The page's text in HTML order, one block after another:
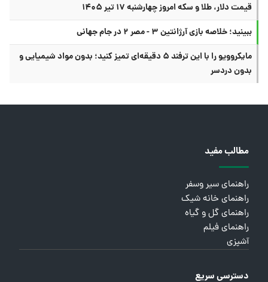
قیمت دلار، طلا و سکه امروز چهارشنبه ۱۷ تیر ۱۴۰۵
ببینید؛ خلاصه بازی آرژانتین ۳ - مصر ۲ در جام جهانی
مایکروویو را با این ترفند ۵ دقیقه‌ای تمیز کنید؛ بدون مواد شیمیایی و
بدون دردسر
مطالب مفید
راهنمای سیر وسفر
راهنمای خانه شیک
راهنمای گل و گیاه
راهنمای فیلم
آشپزی
دسترسی سریع